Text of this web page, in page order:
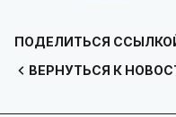
ВЕРНУТЬСЯ К
ПОДЕЛИТЬСЯ